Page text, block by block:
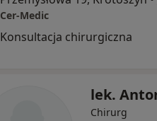
Cer-Medic
Konsultacja chirurgiczna
lek.
Chirurg